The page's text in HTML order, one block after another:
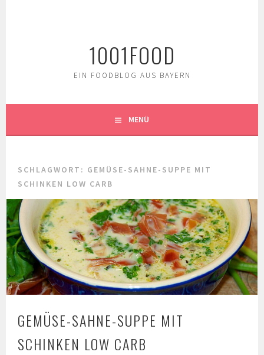
1001FOOD
EIN FOODBLOG AUS BAYERN
MENÜ
SCHLAGWORT: GEMÜSE-SAHNE-SUPPE MIT
SCHINKEN LOW CARB
GEMÜSE-SAHNE-SUPPE MIT
SCHINKEN LOW CARB